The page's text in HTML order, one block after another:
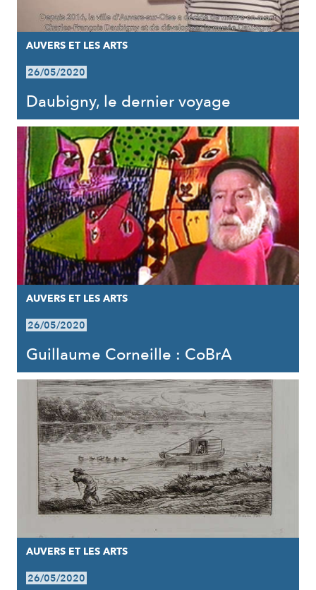
AUVERS ET LES ARTS
26/05/2020
Daubigny, le dernier voyage
AUVERS ET LES ARTS
26/05/2020
Guillaume Corneille : CoBrA
AUVERS ET LES ARTS
26/05/2020